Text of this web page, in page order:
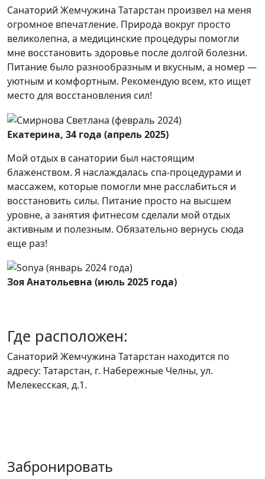
Санаторий Жемчужина Татарстан произвел на меня
огромное впечатление. Природа вокруг просто
великолепна, а медицинские процедуры помогли
мне восстановить здоровье после долгой болезни.
Питание было разнообразным и вкусным, а номер —
уютным и комфортным. Рекомендую всем, кто ищет
место для восстановления сил!
Екатерина, 34 года (апрель 2025)
Мой отдых в санатории был настоящим
блаженством. Я наслаждалась спа-процедурами и
массажем, которые помогли мне расслабиться и
восстановить силы. Питание просто на высшем
уровне, а занятия фитнесом сделали мой отдых
активным и полезным. Обязательно вернусь сюда
еще раз!
Зоя Анатольевна (июль 2025 года)
Где расположен:
Санаторий Жемчужина Татарстан находится по
адресу: Татарстан, г. Набережные Челны, ул.
Мелекесская, д.1.
Забронировать